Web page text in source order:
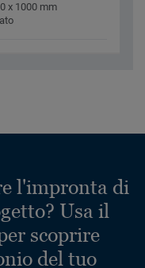
x 1000 mm
l'impronta di
Usa il
scoprire
del tuo